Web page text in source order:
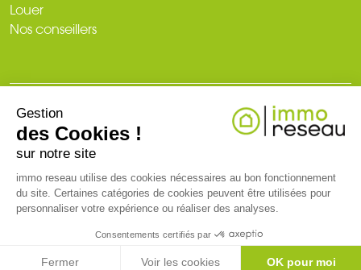
Louer
Nos conseillers
Plan du site
Mentions légales
RCS NANTES 519 718 886. Carte professionnelle T et G n° CPI 3002
Gestion
des Cookies !
sur notre site
immo reseau utilise des cookies nécessaires au bon fonctionnement
du site. Certaines catégories de cookies peuvent être utilisées pour
personnaliser votre expérience ou réaliser des analyses.
Consentements certifiés par
Fermer Voir les cookies OK pour moi